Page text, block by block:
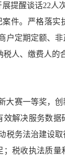
提醒谈话22人
件。严格落实
户定期定额、
人、缴费人的
大赛一等奖，
解决服务数据
税务法治建设
税收执法质量